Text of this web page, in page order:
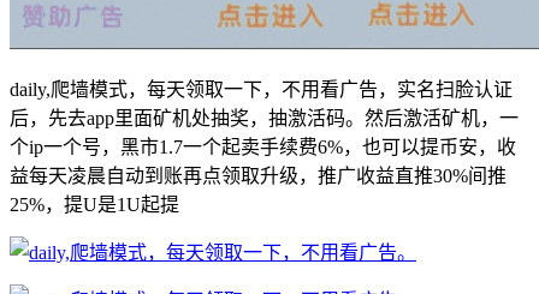
daily,爬墙模式，每天领取一下，不用看广告，实名扫脸认证
后，先去app里面矿机处抽奖，抽激活码。然后激活矿机，一
个ip一个号，黑市1.7一个起卖手续费6%，也可以提币安，收
益每天凌晨自动到账再点领取升级，推广收益直推30%间推
25%，提U是1U起提